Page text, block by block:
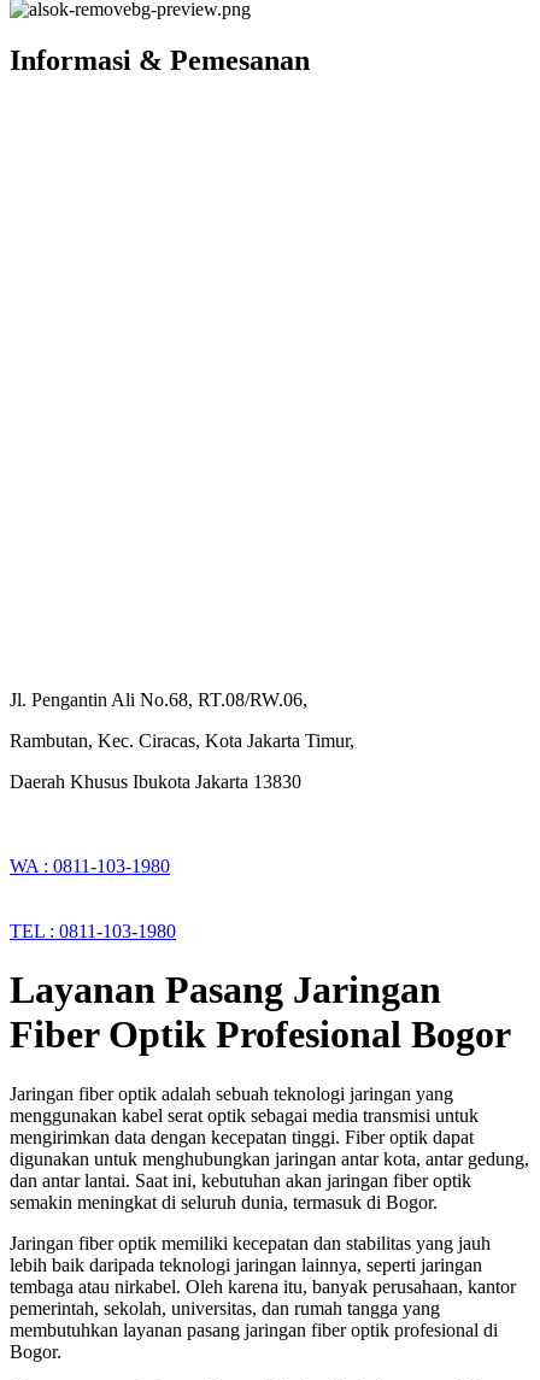
Informasi & Pemesanan
Jl. Pengantin Ali No.68, RT.08/RW.06,
Rambutan, Kec. Ciracas, Kota Jakarta Timur,
Daerah Khusus Ibukota Jakarta 13830
WA : 0811-103-1980
TEL : 0811-103-1980
Layanan Pasang Jaringan
Fiber Optik Profesional Bogor
Jaringan fiber optik adalah sebuah teknologi jaringan yang
menggunakan kabel serat optik sebagai media transmisi untuk
mengirimkan data dengan kecepatan tinggi. Fiber optik dapat
digunakan untuk menghubungkan jaringan antar kota, antar gedung,
dan antar lantai. Saat ini, kebutuhan akan jaringan fiber optik
semakin meningkat di seluruh dunia, termasuk di Bogor.
Jaringan fiber optik memiliki kecepatan dan stabilitas yang jauh
lebih baik daripada teknologi jaringan lainnya, seperti jaringan
tembaga atau nirkabel. Oleh karena itu, banyak perusahaan, kantor
pemerintah, sekolah, universitas, dan rumah tangga yang
membutuhkan layanan pasang jaringan fiber optik profesional di
Bogor.